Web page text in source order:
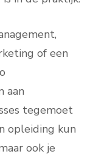
of een
aan
tegemoet
opleiding kun
ook je